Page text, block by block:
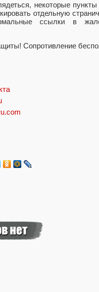
некоторые
отдельную
ссылки в
Сопротивление